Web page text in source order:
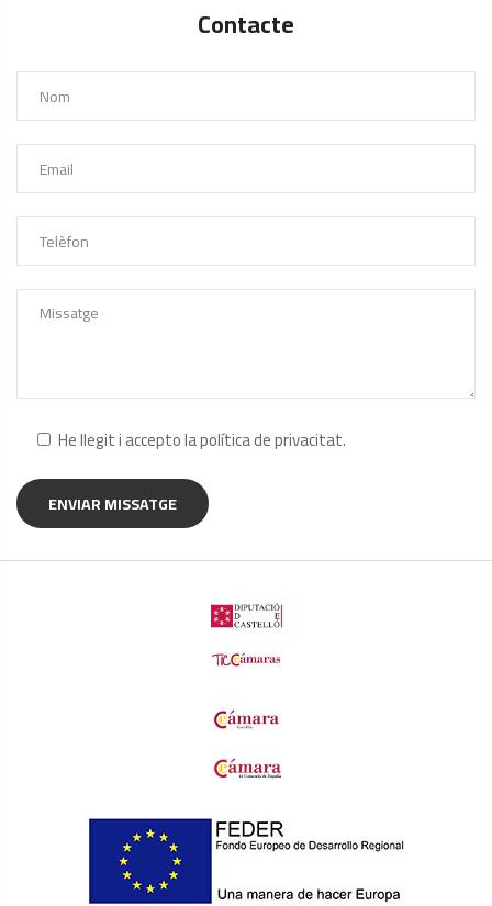
Contacte
He llegit i accepto lapolítica de privacitat.